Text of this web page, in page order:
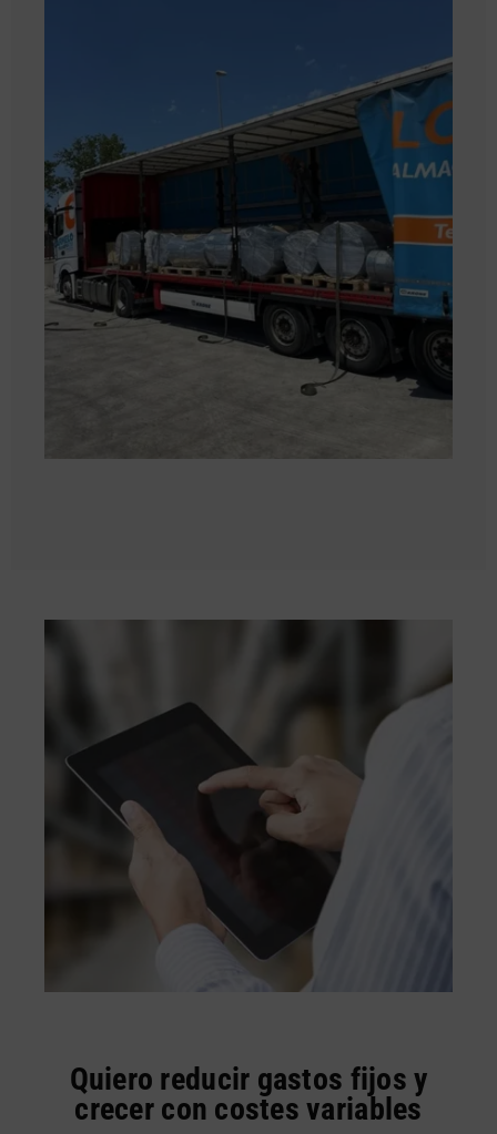
Quiero reducir gastos fijos y
crecer con costes variables